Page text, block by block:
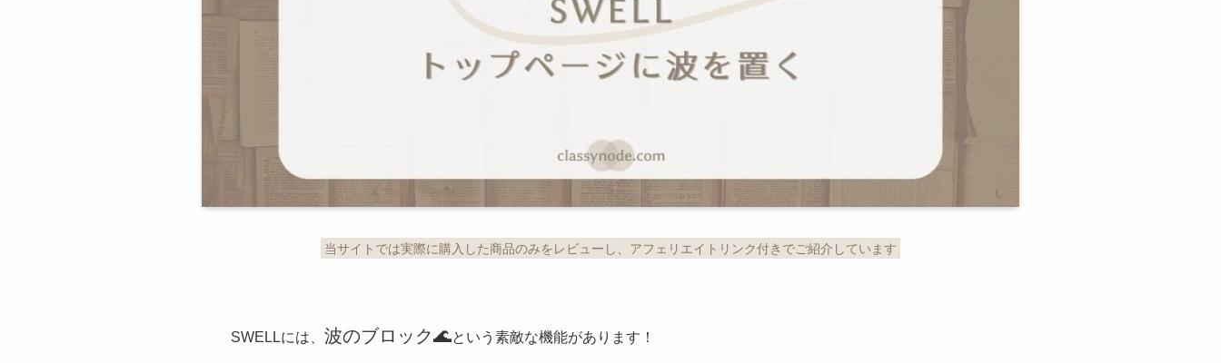
当サイトでは実際に購入した商品のみをレビューし、アフェリエイトリンク付きでご紹介しています
SWELLには、 波のブロック🌊という素敵な機能があります！